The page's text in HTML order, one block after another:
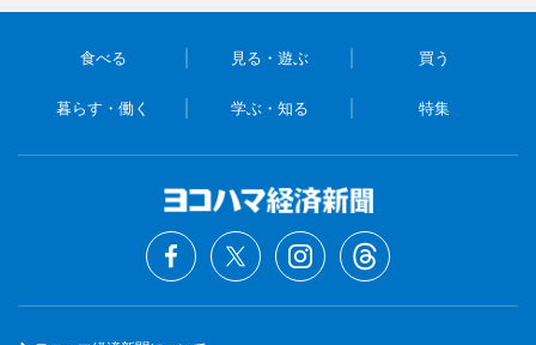
食べる 見る・遊ぶ 買う
暮らす・働く 学ぶ・知る 特集